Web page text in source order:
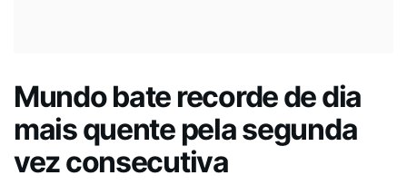
Mundo bate recorde de dia
mais quente pela segunda
vez consecutiva